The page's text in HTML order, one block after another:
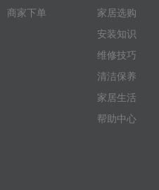
商家下单
家居选购
安装知识
维修技巧
清洁保养
家居生活
帮助中心